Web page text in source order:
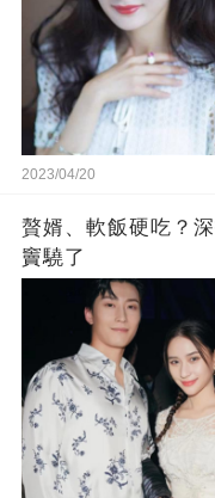
2023/04/20
贅婿、軟飯硬吃？
竇驍了